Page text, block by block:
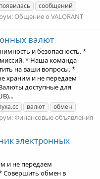
появилась
сообщений
Общение о VALORANT
валют
и безопасность. *
* Наша команда
на ваши вопросы. *
храним и не передаем
доступные для
валют
обмен
Финансовые объявления
электронных
и не передаем
Совершить обмен в